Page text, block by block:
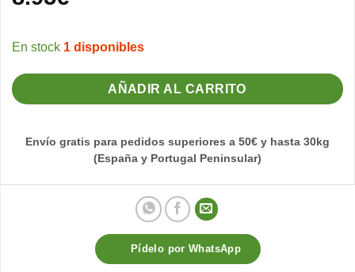
1 disponibles
AÑADIR AL CARRITO
Envío gratis para pedidos superiores a 50€ y hasta 30kg
(España y Portugal Peninsular)
Pídelo por WhatsApp